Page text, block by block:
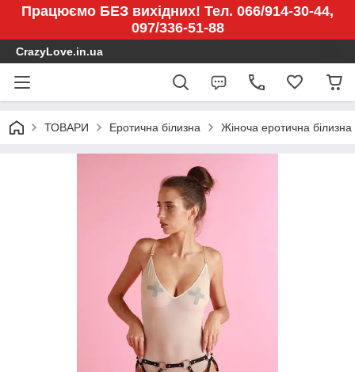
Працюємо БЕЗ вихідних! Тел. 066/914-30-44,
097/336-51-88
CrazyLove.in.ua
ТОВАРИ Еротична білизна Жіноча еротична білизна